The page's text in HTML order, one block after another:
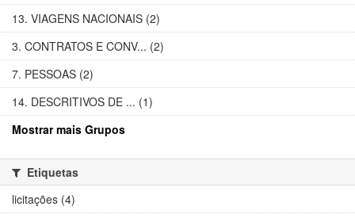
13. VIAGENS NACIONAIS (2)
3. CONTRATOS E CONV... (2)
7. PESSOAS (2)
14. DESCRITIVOS DE ... (1)
Mostrar mais Grupos
Etiquetas
licitações (4)